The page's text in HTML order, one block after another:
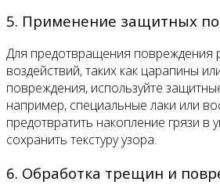
5. Применение защитных
Для предотвращения повреждения
воздействий, таких как царапины
повреждения, используйте
например, специальные лаки или
предотвратить накопление грязи в
сохранить текстуру узора.
6. Обработка трещин и